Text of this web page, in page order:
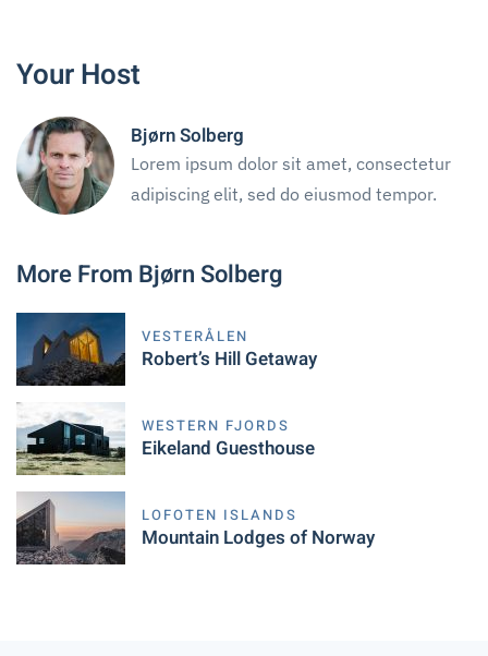
Your Host
Bjørn Solberg
Lorem ipsum dolor sit amet, consectetur
adipiscing elit, sed do eiusmod tempor.
More From Bjørn Solberg
VESTERÅLEN
Robert’s Hill Getaway
WESTERN FJORDS
Eikeland Guesthouse
LOFOTEN ISLANDS
Mountain Lodges of Norway